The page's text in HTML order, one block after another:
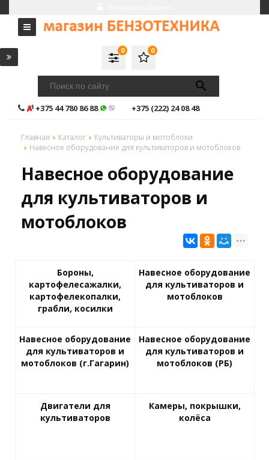
0
0
+375 44 780 86 88 +375 (222) 24 08 48
Главная Каталог
Культиваторы и мотоблоки
Навесное оборудование для культиваторов и мотоблоков
Навесное оборудование
для культиваторов и
мотоблоков
Бороны,
картофелесажалки,
картофелекопалки,
грабли, косилки
Навесное оборудование
для культиваторов и
мотоблоков
Навесное оборудование
для культиваторов и
мотоблоков (г.Гагарин)
Навесное оборудование
для культиваторов и
мотоблоков (РБ)
Двигатели для
культиваторов
Камеры, покрышки,
колёса